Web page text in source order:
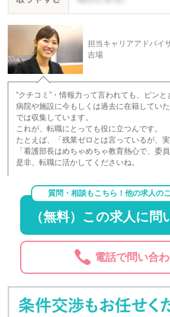
担当キャリアアドバイ
吉場
“クチコミ”・情報力って言われても、ピンと
病院や施設に今もしくは過去に在籍してい
では収集しています。
これが、転職にとっても役に立つんです。
たとえば、「残業ゼロとは言っているが、
「看護部長はめちゃめちゃ教育熱心で、委
是非、転職に活かしてくださいね。
質問・相談もこちら！他の求人の
（無料）この求人に問
電話で問い合